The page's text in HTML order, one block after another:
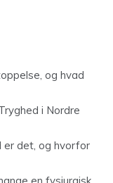
og hvad
i Nordre
det, og hvorfor